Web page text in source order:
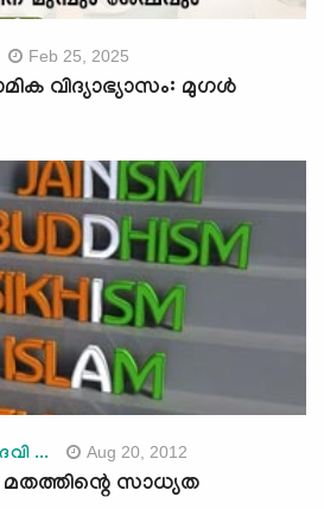
Feb 25, 2025
വിദ്യാഭ്യാസം: മുഗള്‍
... Aug 20, 2012
സാധ്യത